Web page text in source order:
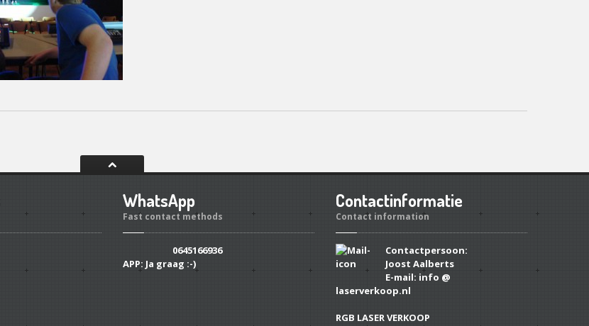
WhatsApp
Fast contact methods
0645166936
APP: Ja graag :-)
Contactinformatie
Contact information
Contactpersoon:
Joost Aalberts
E-mail: info @
laserverkoop.nl
RGB LASER VERKOOP